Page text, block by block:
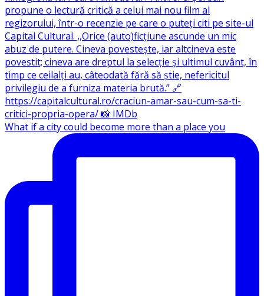
What if a city could become more than a place you